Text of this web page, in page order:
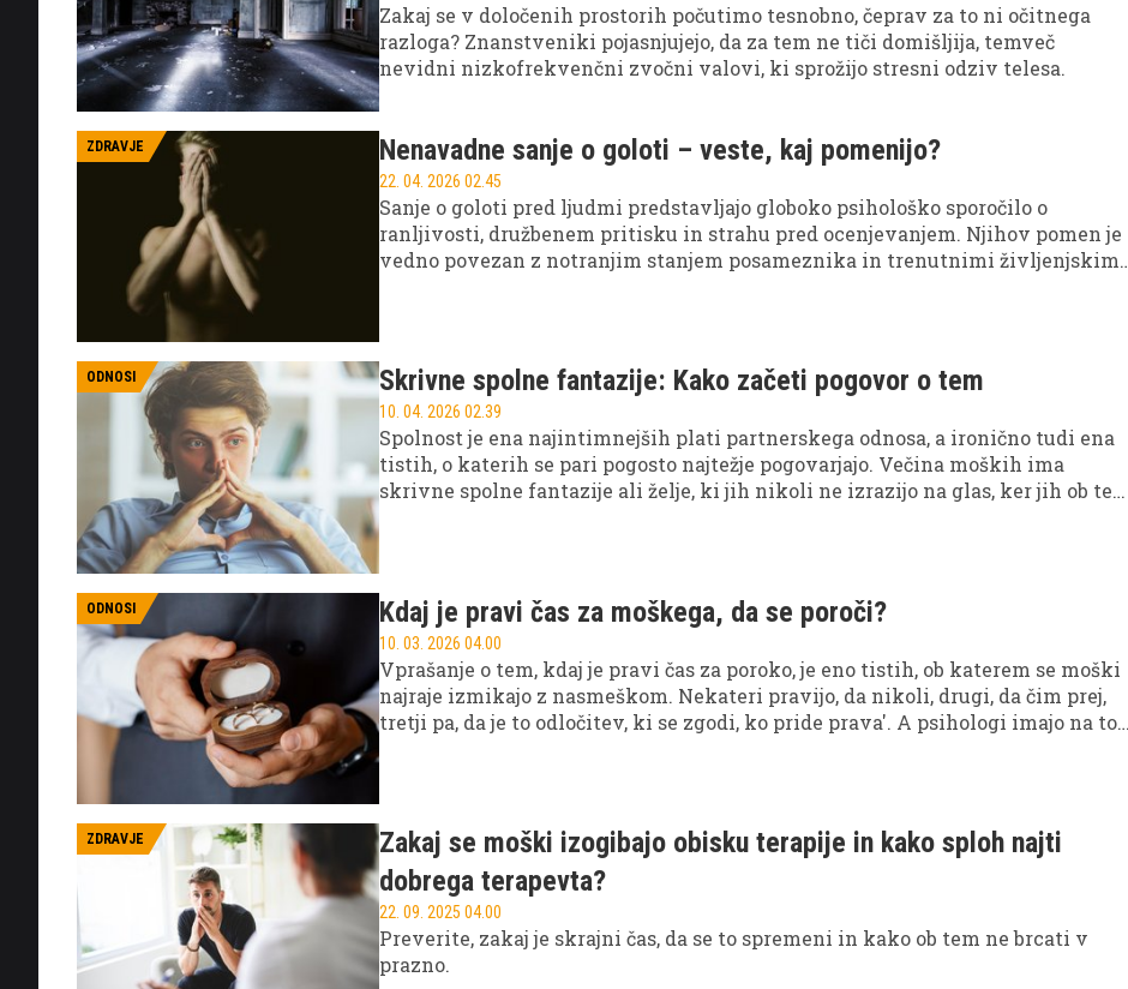
Zakaj se v določenih prostorih počutimo tesnobno, čeprav za to ni očitnega
razloga? Znanstveniki pojasnjujejo, da za tem ne tiči domišljija, temveč
nevidni nizkofrekvenčni zvočni valovi, ki sprožijo stresni odziv telesa.
ZDRAVJE Nenavadne sanje o goloti – veste, kaj pomenijo?
22. 04. 2026 02.45
Sanje o goloti pred ljudmi predstavljajo globoko psihološko sporočilo o
ranljivosti, družbenem pritisku in strahu pred ocenjevanjem. Njihov pomen je
vedno povezan z notranjim stanjem posameznika in trenutnimi življenjskimi
ODNOSI Skrivne spolne fantazije: Kako začeti pogovor o tem
10. 04. 2026 02.39
Spolnost je ena najintimnejših plati partnerskega odnosa, a ironično tudi ena
tistih, o katerih se pari pogosto najtežje pogovarjajo. Večina moških ima
skrivne spolne fantazije ali želje, ki jih nikoli ne izrazijo na glas, ker jih ob tem
ODNOSI Kdaj je pravi čas za moškega, da se poroči?
10. 03. 2026 04.00
Vprašanje o tem, kdaj je pravi čas za poroko, je eno tistih, ob katerem se moški
najraje izmikajo z nasmeškom. Nekateri pravijo, da nikoli, drugi, da čim prej,
tretji pa, da je to odločitev, ki se zgodi, ko pride prava'. A psihologi imajo na to
ZDRAVJE
Zakaj se moški izogibajo obisku terapije in kako sploh najti
dobrega terapevta?
22. 09. 2025 04.00
Preverite, zakaj je skrajni čas, da se to spremeni in kako ob tem ne brcati v
prazno.